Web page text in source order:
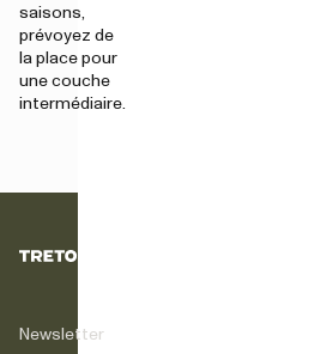
saisons,
prévoyez de
la place pour
une couche
intermédiaire.
Newsletter